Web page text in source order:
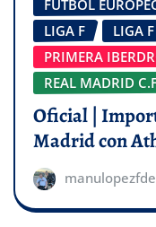
FÚTBOL
LIGA F
LIGA
PRIMERA
REAL MADRID
Oficial |
Madrid con